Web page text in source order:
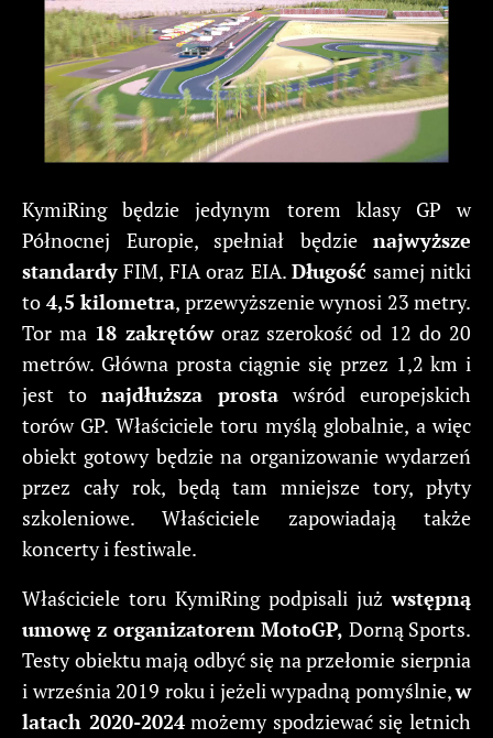
KymiRing będzie jedynym torem klasy GP w
Północnej Europie, spełniał będzie najwyższe
standardy FIM, FIA oraz EIA.Długość samej nitki
to 4,5 kilometra, przewyższenie wynosi 23 metry.
Tor ma 18 zakrętóworaz szerokość od 12 do 20
metrów. Główna prosta ciągnie się przez 1,2 km i
jest to najdłuższa prosta wśród europejskich
torów GP. Właściciele toru myślą globalnie, a więc
obiekt gotowy będzie na organizowanie wydarzeń
przez cały rok, będą tam mniejsze tory, płyty
szkoleniowe. Właściciele zapowiadają także
koncerty i festiwale.
Właściciele toru KymiRing podpisali jużwstępną
umowę z organizatorem MotoGP, Dorną Sports.
Testy obiektu mają odbyć się na przełomie sierpnia
i września 2019 roku i jeżeli wypadną pomyślnie,w
latach 2020-2024możemy spodziewać się letnich